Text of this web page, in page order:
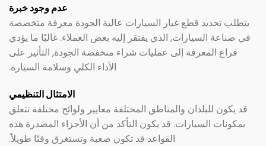
عدم وجود خبرة
يتطلب تحديد قطع غيار السيارات عالية الجودة معرفة متخصصة
في صناعة السيارات, الذي يفتقر إليه بعض العملاء. غالبًا ما يؤدي
فراغ المعرفة إلى عمليات شراء منخفضة الجودة, التأثير على
الأداء الكلي وسلامة السيارة.
الامتثال التنظيمي
قد يكون للبلدان والمناطق المختلفة معايير ولوائح مختلفة تتعلق
بمكونات السيارات. قد يكون التأكد من أن الأجزاء المصدرة هذه
القواعد قد تكون صعبة وتستغرق وقتًا طويلاً.